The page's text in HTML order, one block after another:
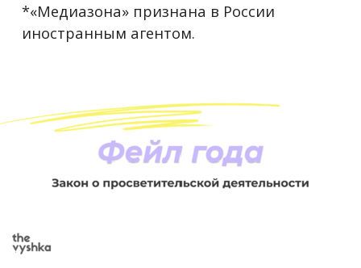
*«Медиазона» признана в России
иностранным агентом.